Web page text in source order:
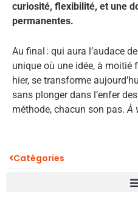
curiosité, flexibilité, et une
permanentes.
Au final : qui aura l’audace
unique où une idée, à moitié
hier, se transforme
sans plonger dans l’enfer
méthode, chacun son pas. À
Catégories